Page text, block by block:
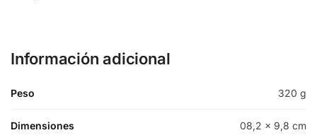
Información adicional
Peso 320 g
Dimensiones 08,2 × 9,8 cm